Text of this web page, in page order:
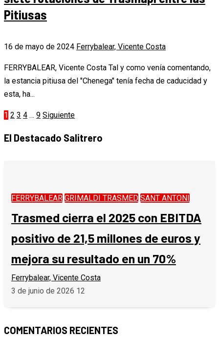
Pitiusas
16 de mayo de 2024 Ferrybalear, Vicente Costa
FERRYBALEAR, Vicente Costa Tal y como venía comentando,
la estancia pitiusa del "Chenega" tenía fecha de caducidad y
esta, ha...
Paginación
de
1 2 3 4 … 9 Siguiente
El Destacado Salitrero
FERRYBALEAR GRIMALDI TRASMED SANT ANTONI
Trasmed cierra el 2025 con EBITDA
positivo de 21,5 millones de euros y
mejora su resultado en un 70%
Ferrybalear, Vicente Costa
3 de junio de 2026 12
COMENTARIOS RECIENTES